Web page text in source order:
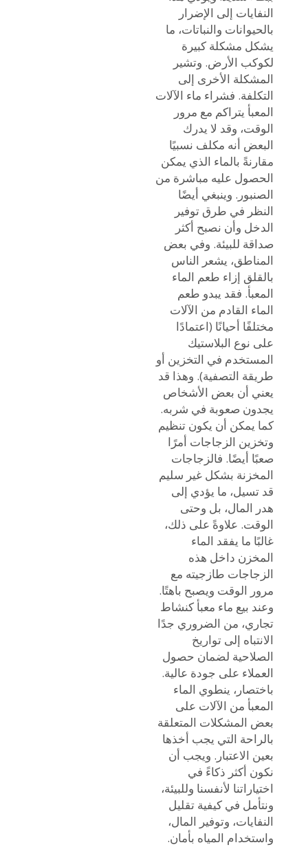
النفايات إلى الإضرار
بالحيوانات والنباتات، ما
يشكل مشكلة كبيرة
لكوكب الأرض. وتشير
المشكلة الأخرى إلى
التكلفة. فشراء ماء الآلات
المعبأ يتراكم مع مرور
الوقت، وقد لا يدرك
البعض أنه مكلف نسبيًا
مقارنةً بالماء الذي يمكن
الحصول عليه مباشرة من
الصنبور. وينبغي أيضًا
النظر في طرق توفير
الدخل وأن نصبح أكثر
صداقة للبيئة. وفي بعض
المناطق، يشعر الناس
بالقلق إزاء طعم الماء
المعبأ. فقد يبدو طعم
الماء القادم من الآلات
مختلفًا أحيانًا (اعتمادًا
على نوع البلاستيك
المستخدم في التخزين أو
طريقة التصفية). وهذا قد
يعني أن بعض الأشخاص
يجدون صعوبة في شربه.
كما يمكن أن يكون تنظيم
وتخزين الزجاجات أمرًا
صعبًا أيضًا. فالزجاجات
المخزنة بشكل غير سليم
قد تسيل، ما يؤدي إلى
هدر المال، بل وحتى
الوقت. علاوةً على ذلك،
غالبًا ما يفقد الماء
المخزن داخل هذه
الزجاجات طازجيته مع
مرور الوقت ويصبح باهتًا.
وعند بيع ماء معبأ كنشاط
تجاري، من الضروري جدًا
الانتباه إلى تواريخ
الصلاحية لضمان حصول
العملاء على جودة عالية.
باختصار، ينطوي الماء
المعبأ من الآلات على
بعض المشكلات المتعلقة
بالراحة التي يجب أخذها
بعين الاعتبار. ويجب أن
نكون أكثر ذكاءً في
اختياراتنا لأنفسنا وللبيئة،
ونتأمل في كيفية تقليل
النفايات، وتوفير المال،
واستخدام المياه بأمان.